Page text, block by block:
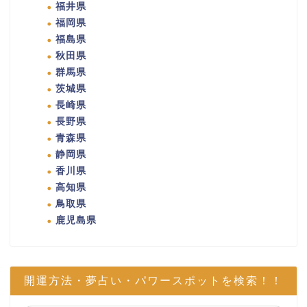
福井県
福岡県
福島県
秋田県
群馬県
茨城県
長崎県
長野県
青森県
静岡県
香川県
高知県
鳥取県
鹿児島県
開運方法・夢占い・パワースポットを検索！！